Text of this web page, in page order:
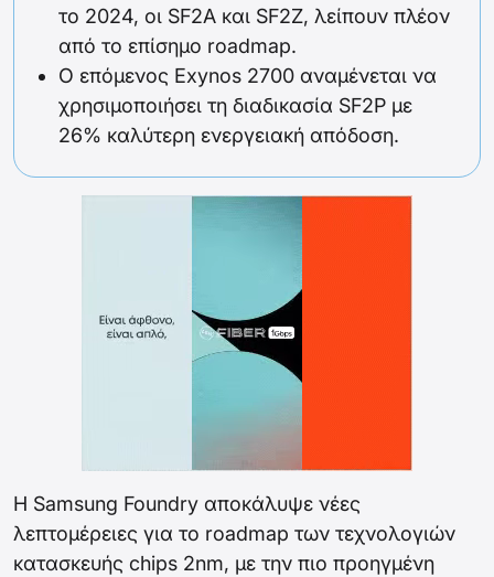
το 2024, οι SF2A και SF2Z, λείπουν πλέον
από το επίσημο roadmap.
Ο επόμενος Exynos 2700 αναμένεται να
χρησιμοποιήσει τη διαδικασία SF2P με
26% καλύτερη ενεργειακή απόδοση.
Η Samsung Foundry αποκάλυψε νέες
λεπτομέρειες για το roadmap των τεχνολογιών
κατασκευής chips 2nm, με την πιο προηγμένη